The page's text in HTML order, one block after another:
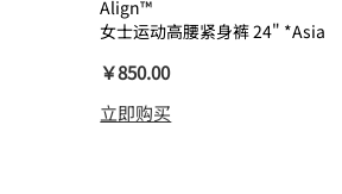
Align™
女士运动高腰紧身裤 24" *Asia
￥850.00
立即购买